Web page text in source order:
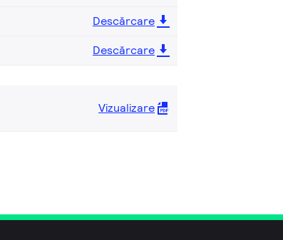
Descărcare
Descărcare
Vizualizare